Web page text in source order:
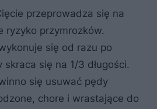
przeprowadza się na
ryzyko przymrozków.
się od razu po
się na 1/3 długości.
się usuwać pędy
chore i wrastające do